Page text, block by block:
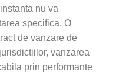
nu va
specifica. O
de vanzare de
vanzarea
prin performante